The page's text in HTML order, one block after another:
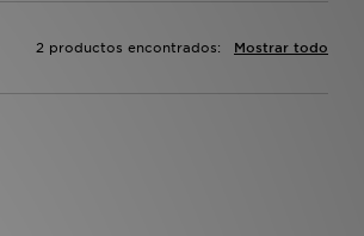
Mostrar todo
2 productos encontrados: